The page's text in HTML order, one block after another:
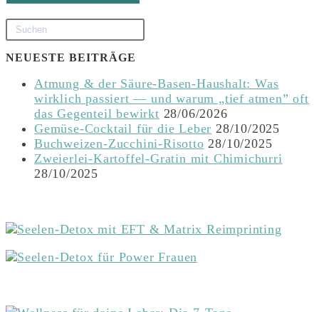
NEUESTE BEITRÄGE
Atmung & der Säure-Basen-Haushalt: Was
wirklich passiert — und warum „tief atmen” oft
das Gegenteil bewirkt 28/06/2026
Gemüse-Cocktail für die Leber 28/10/2025
Buchweizen-Zucchini-Risotto 28/10/2025
Zweierlei-Kartoffel-Gratin mit Chimichurri
28/10/2025